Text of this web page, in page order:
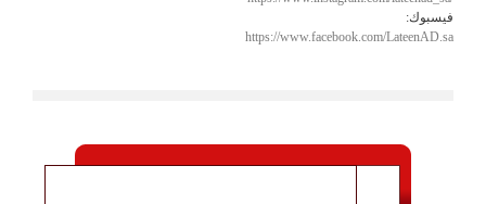
فيسبوك:
https://www.facebook.com/LateenAD.sa